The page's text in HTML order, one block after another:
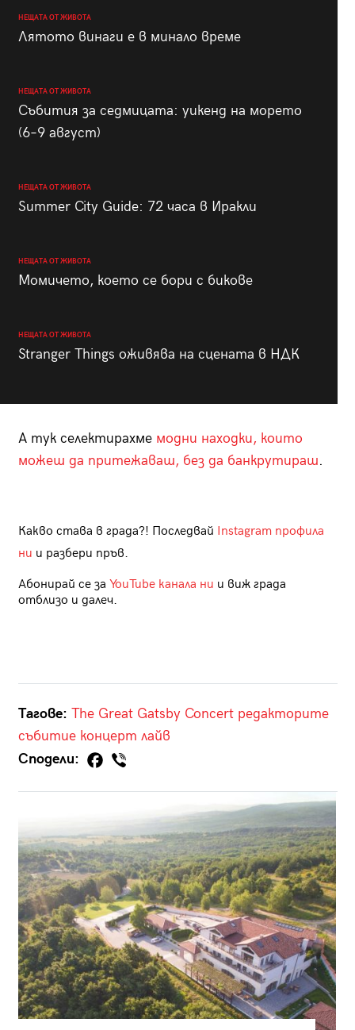
НЕЩАТА ОТ ЖИВОТА
Лятото винаги е в минало време
НЕЩАТА ОТ ЖИВОТА
Събития за седмицата: уикенд на морето
(6–9 август)
НЕЩАТА ОТ ЖИВОТА
Summer City Guide: 72 часа в Иракли
НЕЩАТА ОТ ЖИВОТА
Момичето, което се бори с бикове
НЕЩАТА ОТ ЖИВОТА
Stranger Things оживява на сцената в НДК
А тук селектирахме модни находки, които
можеш да притежаваш, без да банкрутираш.
Какво става в града?! Последвай Instagram профила
ни и разбери пръв.
Абонирай се за YouTube канала ни и виж града
отблизо и далеч.
Тагове: The Great Gatsby Concert редакторите
събитие концерт лайв
Сподели: